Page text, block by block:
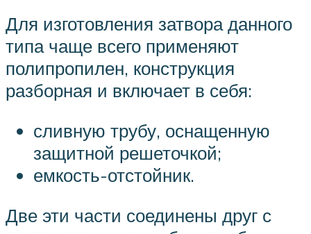
Для изготовления затвора данного
типа чаще всего применяют
полипропилен, конструкция
разборная и включает в себя:
сливную трубу, оснащенную
защитной решеточкой;
емкость-отстойник.
Две эти части соединены друг с